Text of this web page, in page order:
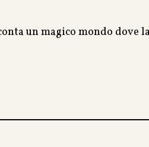
un magico mondo